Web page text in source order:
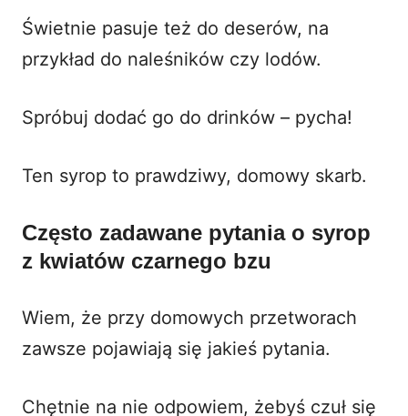
Świetnie pasuje też do deserów, na
przykład do naleśników czy lodów.
Spróbuj dodać go do drinków – pycha!
Ten syrop to prawdziwy, domowy skarb.
Często zadawane pytania o syrop
z kwiatów czarnego bzu
Wiem, że przy domowych przetworach
zawsze pojawiają się jakieś pytania.
Chętnie na nie odpowiem, żebyś czuł się